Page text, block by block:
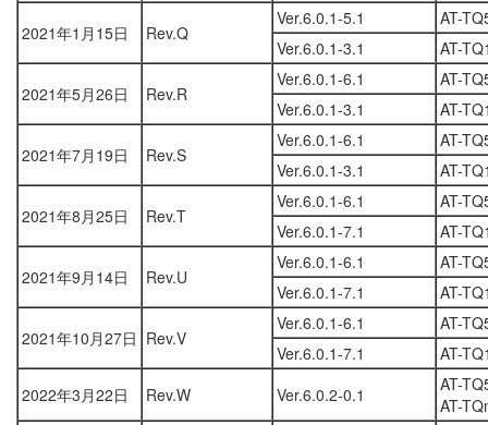
2021年1月15日 Rev.Q
Ver.6.0.1-5.1
AT-
Ver.6.0.1-3.1
AT-
2021年5月26日 Rev.R
Ver.6.0.1-6.1
AT-
Ver.6.0.1-3.1
AT-
2021年7月19日 Rev.S
Ver.6.0.1-6.1
AT-
Ver.6.0.1-3.1
AT-
2021年8月25日 Rev.T
Ver.6.0.1-6.1
AT-
Ver.6.0.1-7.1
AT-
2021年9月14日 Rev.U
Ver.6.0.1-6.1
AT-
Ver.6.0.1-7.1
AT-
2021年10月27日 Rev.V
Ver.6.0.1-6.1
AT-
Ver.6.0.1-7.1
AT-
2022年3月22日
Rev.W Ver.6.0.2-0.1
AT-
AT-